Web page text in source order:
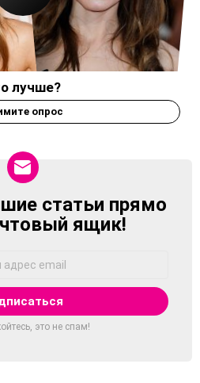
лучше?
опрос
статьи прямо
ящик!
это не спам!